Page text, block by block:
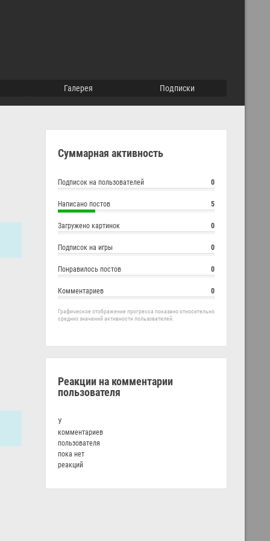
галерея подписки
Суммарная активность
Подписок на пользователей 0
Написано постов 5
Загружено картинок 0
Подписок на игры 0
Понравилось постов 0
Комментариев 0
Графическое отображение прогресса показано относительно
средних значений активности пользователей.
Реакции на комментарии
пользователя
У
комментариев
пользователя
пока нет
реакций